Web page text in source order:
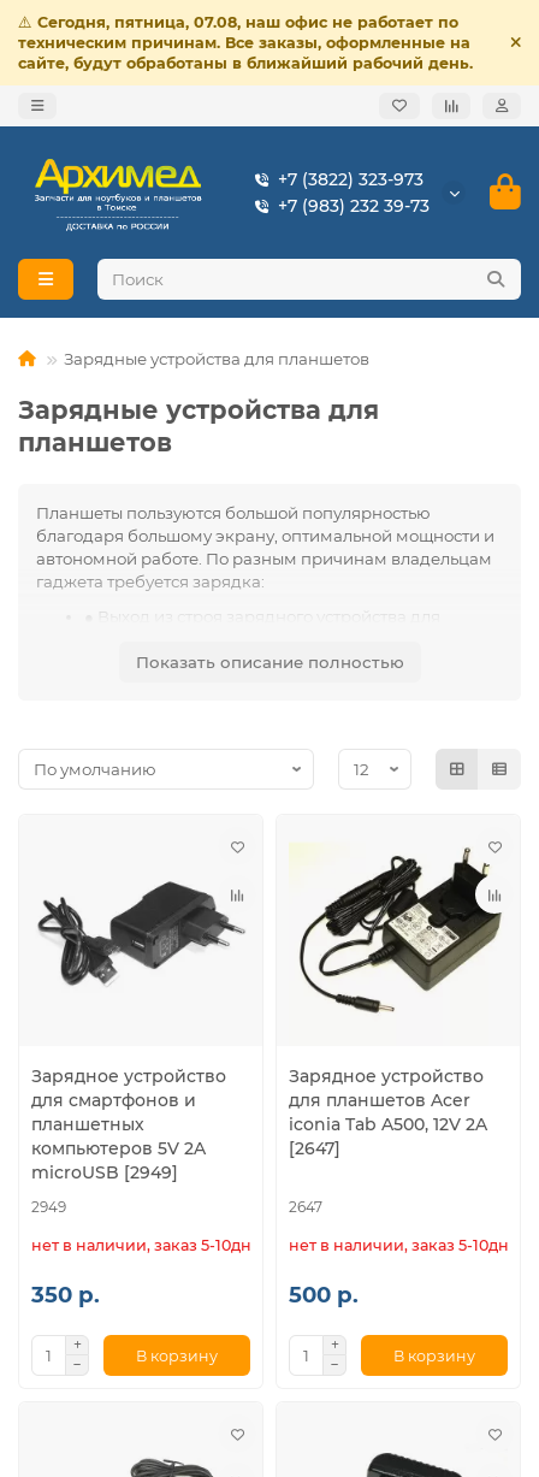
⚠️ Сегодня, пятница, 07.08, наш офис не работает по
техническим причинам. Все заказы, оформленные на
сайте, будут обработаны в ближайший рабочий день.
+7 (3822) 323-973
+7 (983) 232 39-73
Зарядные устройства для планшетов
Зарядные устройства для
планшетов
Планшеты пользуются большой популярностью
благодаря большому экрану, оптимальной мощности и
автономной работе. По разным причинам владельцам
гаджета требуется зарядка:
● Выход из строя зарядного устройства для
напряжения в сети
один находится дома, а другой на даче/работе/у
родителей.
объявления или в ломбарде.
Показать описание полностью
Зарядное устройство
для смартфонов и
планшетных
компьютеров 5V 2A
microUSB [2949]
2949
нет в наличии, заказ 5-10дн.
350 р.
В корзину
Зарядное устройство
для планшетов Acer
iconia Tab A500, 12V 2A
[2647]
2647
нет в наличии, заказ 5-10дн.
500 р.
В корзину